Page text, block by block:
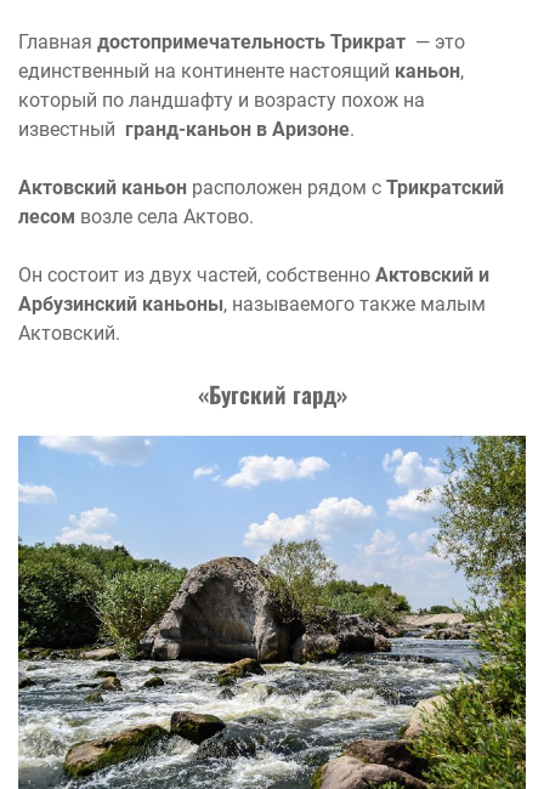
Главная достопримечательность Трикрат — это
единственный на континенте настоящий каньон,
который по ландшафту и возрасту похож на
известный гранд-каньон в Аризоне.
Актовский каньон расположен рядом с Трикратский
лесом возле села Актово.
Он состоит из двух частей, собственно Актовский и
Арбузинский каньоны, называемого также малым
Актовский.
«Бугский гард»